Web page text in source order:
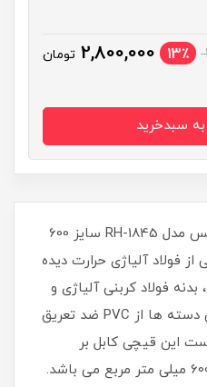
13٪ 2,800,000 تومان
قیچی کابل بر 24 اینچ رونیکس مدل RH-1845 سایز 600
فولاد آلیاژی حرارت دیده
فولاد کربنی آلیاژی و
مقاوم شده و همچنین جنس دسته ها از PVC ضد تعریق
این قیچی کابل بر
مناسب برش کابل تا مقطع 600 میلی متر مربع می باشد.